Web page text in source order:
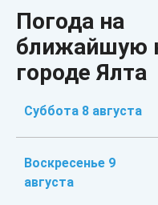
Погода на
ближайшую
городе Ялта
Суббота 8 августа
Воскресенье 9
августа